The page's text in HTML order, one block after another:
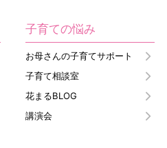
子育ての悩み
お母さんの子育てサポート
子育て相談室
花まるBLOG
講演会